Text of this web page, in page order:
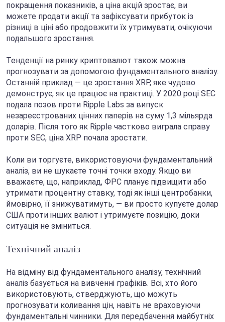
покращення показників, а ціна акцій зростає, ви
можете продати акції та зафіксувати прибуток із
різниці в ціні або продовжити їх утримувати, очікуючи
подальшого зростання.
Тенденції на ринку криптовалют також можна
прогнозувати за допомогою фундаментального аналізу.
Останній приклад — це зростання XRP, яке чудово
демонструє, як це працює на практиці. У 2020 році SEC
подала позов проти Ripple Labs за випуск
незареєстрованих цінних паперів на суму 1,3 мільярда
доларів. Після того як Ripple частково виграла справу
проти SEC, ціна XRP почала зростати.
Коли ви торгуєте, використовуючи фундаментальний
аналіз, ви не шукаєте точні точки входу. Якщо ви
вважаєте, що, наприклад, ФРС планує підвищити або
утримати процентну ставку, тоді як інші центробанки,
ймовірно, її знижуватимуть, — ви просто купуєте долар
США проти інших валют і утримуєте позицію, доки
ситуація не зміниться.
Технічний аналіз
На відміну від фундаментального аналізу, технічний
аналіз базується на вивченні графіків. Всі, хто його
використовують, стверджують, що можуть
прогнозувати коливання цін, навіть не враховуючи
фундаментальні чинники. Для передбачення майбутніх